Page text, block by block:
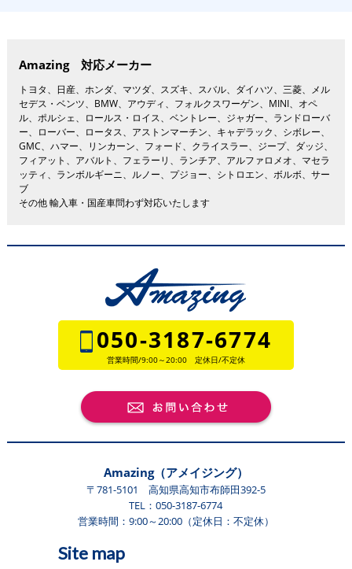
Amazing 対応メーカー
トヨタ、日産、ホンダ、マツダ、スズキ、スバル、ダイハツ、三菱、メル
セデス・ベンツ、BMW、アウディ、フォルクスワーゲン、MINI、オペ
ル、ポルシェ、ロールス・ロイス、ベントレー、ジャガー、ランドローバ
ー、ローバー、ロータス、アストンマーチン、キャデラック、シボレー、
GMC、ハマー、リンカーン、フォード、クライスラー、ジープ、ダッジ、
フィアット、アバルト、フェラーリ、ランチア、アルファロメオ、マセラ
ッティ、ランボルギーニ、ルノー、プジョー、シトロエン、ボルボ、サー
ブ
その他 輸入車・国産車問わず対応いたします
050-3187-6774
営業時間/9:00～20:00 定休日/不定休
Amazing（アメイジング）
〒781-5101 高知県高知市布師田392-5
TEL：050-3187-6774
営業時間：9:00～20:00（定休日：不定休）
Site map